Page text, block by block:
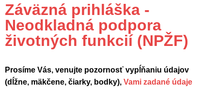
Záväzná prihláška -
Neodkladná podpora
životných funkcií (NPŽF)
Prosíme Vás, venujte pozornosť vypĺňaniu údajov
(dĺžne, mäkčene, čiarky, bodky), Vami zadané údaje